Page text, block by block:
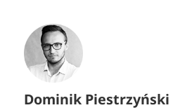
Dominik Piestrzyński